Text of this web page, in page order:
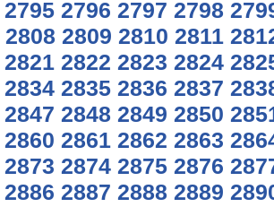
2795 2796 2797 2798
2808 2809 2810 2811
2821 2822 2823 2824
2834 2835 2836 2837
2847 2848 2849 2850
2860 2861 2862 2863
2873 2874 2875 2876
2886 2887 2888 2889